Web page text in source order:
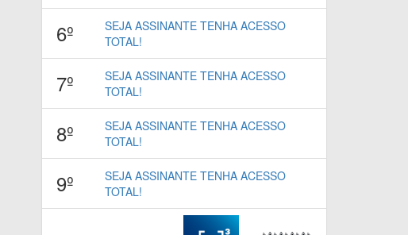
6º
SEJA ASSINANTE TENHA ACESSO
TOTAL!
7º
SEJA ASSINANTE TENHA ACESSO
TOTAL!
8º
SEJA ASSINANTE TENHA ACESSO
TOTAL!
9º
SEJA ASSINANTE TENHA ACESSO
TOTAL!